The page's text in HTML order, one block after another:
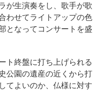
が生演奏をし、歌手が歌
わせてライトアップの色
となってコンサートを盛
ト終盤に打ち上げられる
公園の遺産の近くから打
てよいのか、仏様に対す